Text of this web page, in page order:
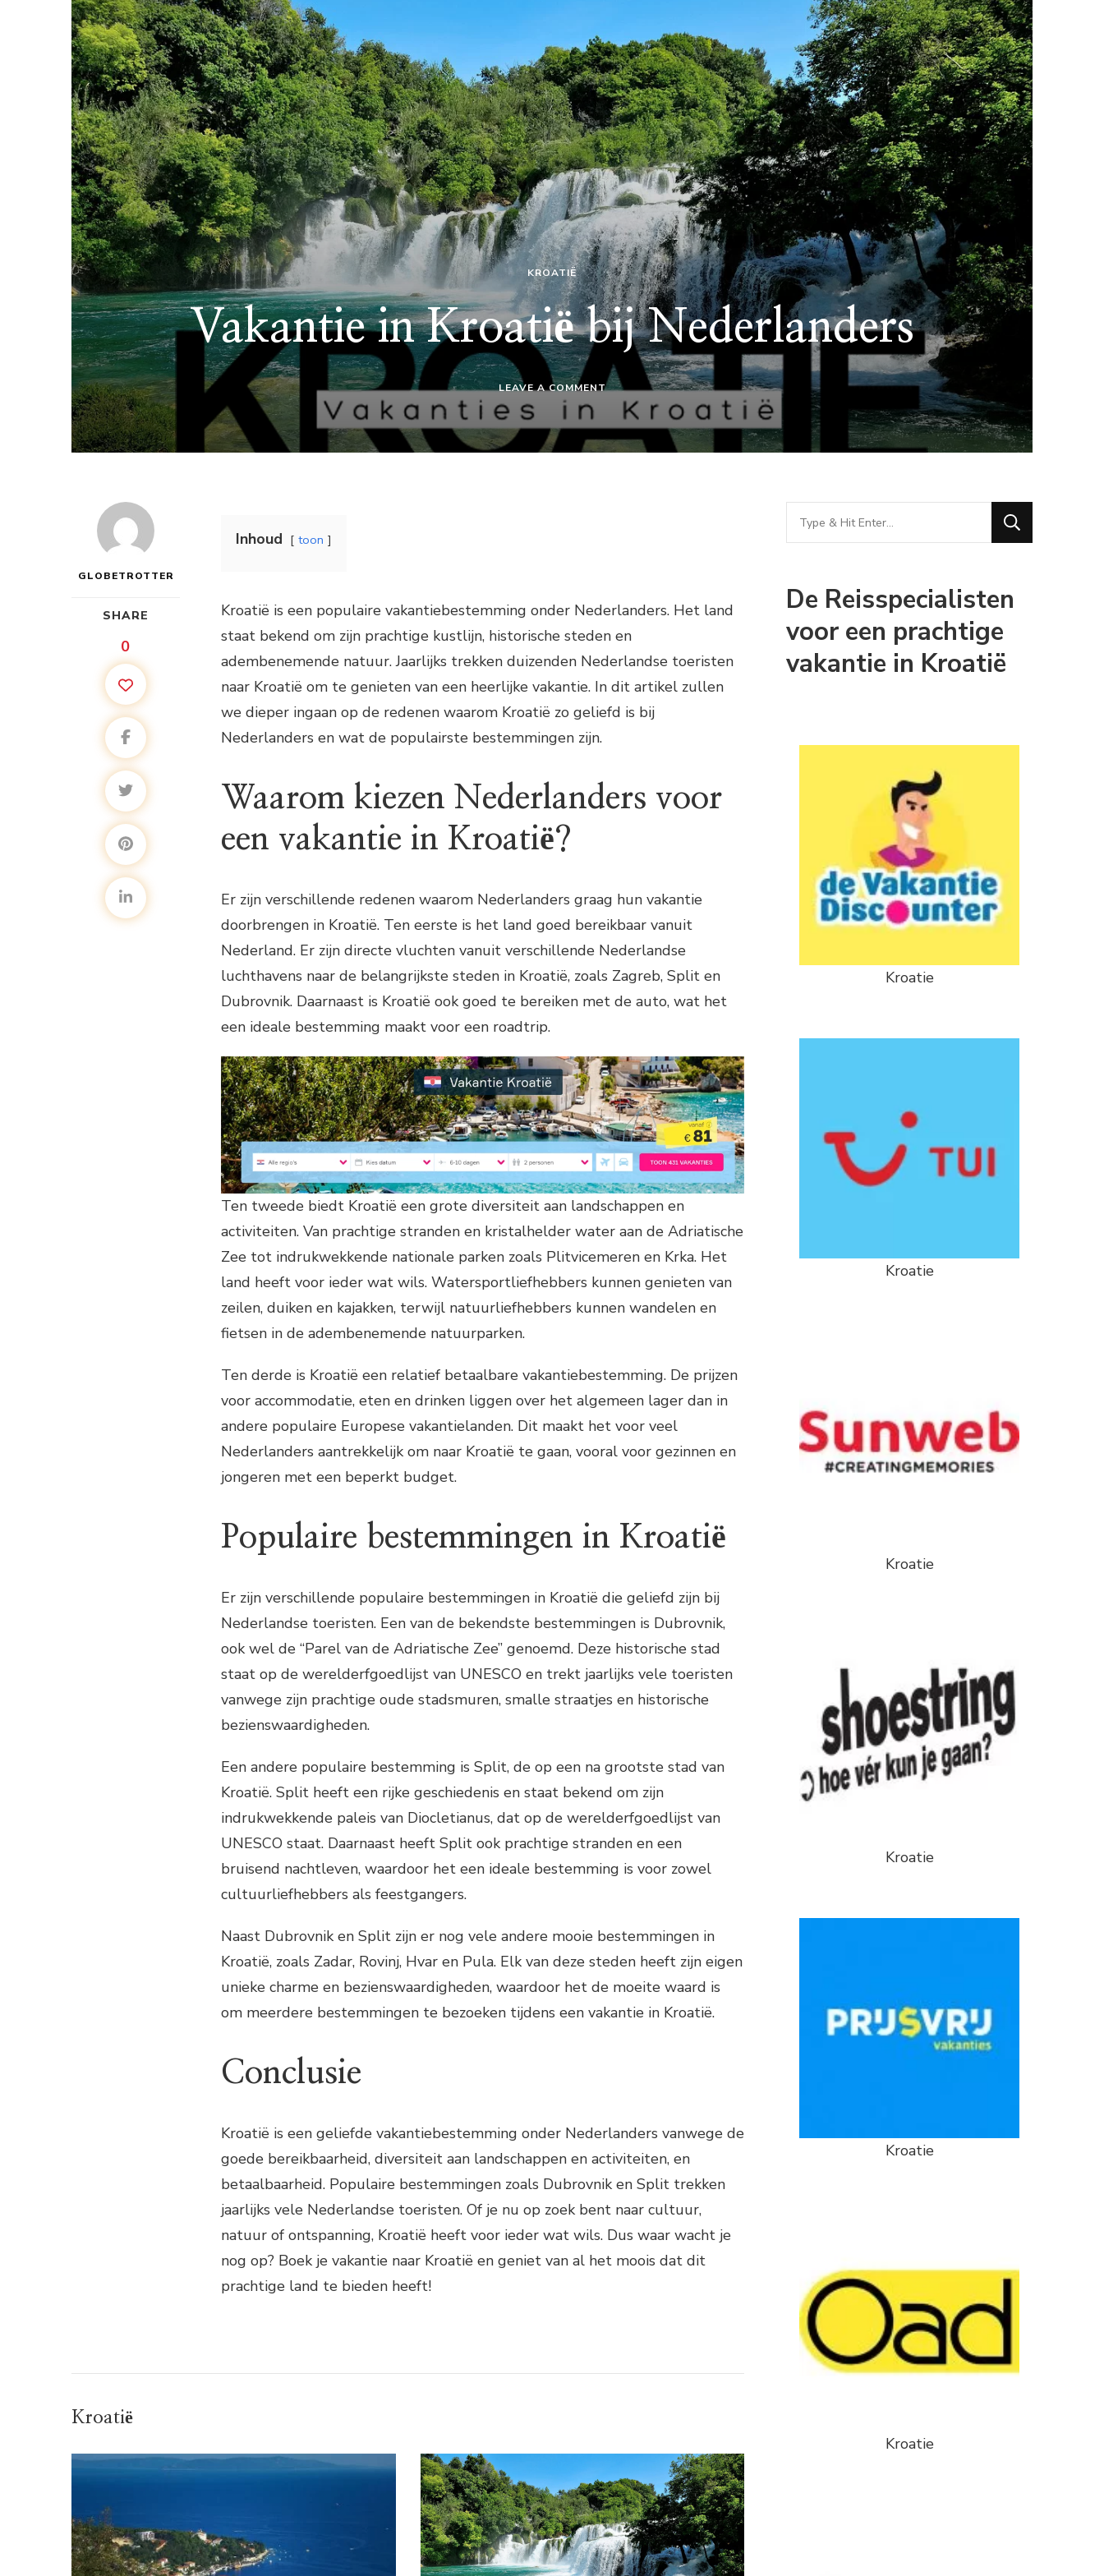
KROATIË
Vakantie in Kroatië bij Nederlanders
LEAVE A COMMENTON
VAKANTIE
KROATIË
BIJ
NEDERLANDERS
GLOBETROTTER
SHARE
0
Inhoud toon
Kroatië is een populaire vakantiebestemming onder Nederlanders. Het land
staat bekend om zijn prachtige kustlijn, historische steden en
adembenemende natuur. Jaarlijks trekken duizenden Nederlandse toeristen
naar Kroatië om te genieten van een heerlijke vakantie. In dit artikel zullen
we dieper ingaan op de redenen waarom Kroatië zo geliefd is bij
Nederlanders en wat de populairste bestemmingen zijn.
Waarom kiezen Nederlanders voor
een vakantie in Kroatië?
Er zijn verschillende redenen waarom Nederlanders graag hun vakantie
doorbrengen in Kroatië. Ten eerste is het land goed bereikbaar vanuit
Nederland. Er zijn directe vluchten vanuit verschillende Nederlandse
luchthavens naar de belangrijkste steden in Kroatië, zoals Zagreb, Split en
Dubrovnik. Daarnaast is Kroatië ook goed te bereiken met de auto, wat het
een ideale bestemming maakt voor een roadtrip.
Ten tweede biedt Kroatië een grote diversiteit aan landschappen en
activiteiten. Van prachtige stranden en kristalhelder water aan de Adriatische
Zee tot indrukwekkende nationale parken zoals Plitvicemeren en Krka. Het
land heeft voor ieder wat wils. Watersportliefhebbers kunnen genieten van
zeilen, duiken en kajakken, terwijl natuurliefhebbers kunnen wandelen en
fietsen in de adembenemende natuurparken.
Ten derde is Kroatië een relatief betaalbare vakantiebestemming. De prijzen
voor accommodatie, eten en drinken liggen over het algemeen lager dan in
andere populaire Europese vakantielanden. Dit maakt het voor veel
Nederlanders aantrekkelijk om naar Kroatië te gaan, vooral voor gezinnen en
jongeren met een beperkt budget.
Populaire bestemmingen in Kroatië
Er zijn verschillende populaire bestemmingen in Kroatië die geliefd zijn bij
Nederlandse toeristen. Een van de bekendste bestemmingen is Dubrovnik,
ook wel de “Parel van de Adriatische Zee” genoemd. Deze historische stad
staat op de werelderfgoedlijst van UNESCO en trekt jaarlijks vele toeristen
vanwege zijn prachtige oude stadsmuren, smalle straatjes en historische
bezienswaardigheden.
Een andere populaire bestemming is Split, de op een na grootste stad van
Kroatië. Split heeft een rijke geschiedenis en staat bekend om zijn
indrukwekkende paleis van Diocletianus, dat op de werelderfgoedlijst van
UNESCO staat. Daarnaast heeft Split ook prachtige stranden en een
bruisend nachtleven, waardoor het een ideale bestemming is voor zowel
cultuurliefhebbers als feestgangers.
Naast Dubrovnik en Split zijn er nog vele andere mooie bestemmingen in
Kroatië, zoals Zadar, Rovinj, Hvar en Pula. Elk van deze steden heeft zijn eigen
unieke charme en bezienswaardigheden, waardoor het de moeite waard is
om meerdere bestemmingen te bezoeken tijdens een vakantie in Kroatië.
Conclusie
Kroatië is een geliefde vakantiebestemming onder Nederlanders vanwege de
goede bereikbaarheid, diversiteit aan landschappen en activiteiten, en
betaalbaarheid. Populaire bestemmingen zoals Dubrovnik en Split trekken
jaarlijks vele Nederlandse toeristen. Of je nu op zoek bent naar cultuur,
natuur of ontspanning, Kroatië heeft voor ieder wat wils. Dus waar wacht je
nog op? Boek je vakantie naar Kroatië en geniet van al het moois dat dit
prachtige land te bieden heeft!
Kroatië
Looking
for
De Reisspecialisten
voor een prachtige
vakantie in Kroatië
Kroatie
Kroatie
Kroatie
Kroatie
Kroatie
Kroatie